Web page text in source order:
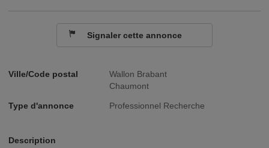
Ville/Code postal
Wallon Brabant
Chaumont
Type d'annonce Professionnel Recherche
Description
Signaler cette annonce